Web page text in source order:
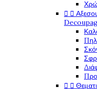
 
 